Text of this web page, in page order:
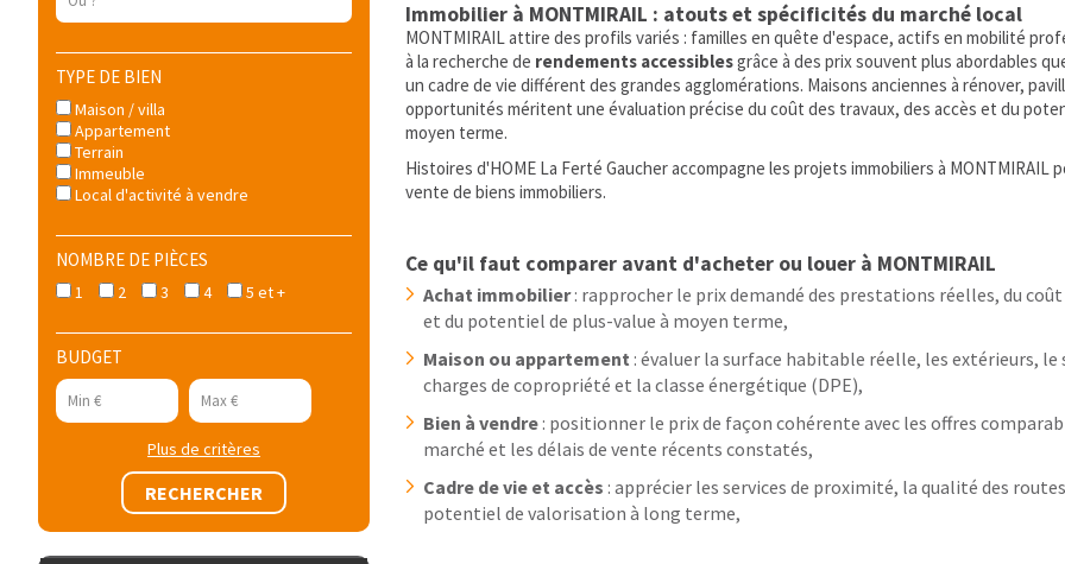
TYPE DE BIEN
Maison / villa
Appartement
Terrain
Immeuble
Local d'activité à vendre
NOMBRE DE PIÈCES
1 2 3 4 5 et +
BUDGET
Plus de critères
Immobilier à MONTMIRAIL : atouts et spécificités du marché local
MONTMIRAIL attire des profils variés : familles en quête d'espace, actifs en mobilité
à la recherche de rendements accessiblesgrâce à des prix souvent plus abordables
un cadre de vie différent des grandes agglomérations. Maisons anciennes à rénover,
opportunités méritent une évaluation précise du coût des travaux, des accès et du
moyen terme.
Histoires d'HOME La Ferté Gaucher accompagne les projets immobiliers à MONTMIRAIL
vente de biens immobiliers.
Ce qu'il faut comparer avant d'acheter ou louer à MONTMIRAIL
Achat immobilier: rapprocher le prix demandé des prestations réelles, du
et du potentiel de plus-value à moyen terme,
Maison ou appartement : évaluer la surface habitable réelle, les extérieurs,
charges de copropriété et la classe énergétique (DPE),
Bien à vendre : positionner le prix de façon cohérente avec les offres
marché et les délais de vente récents constatés,
Cadre de vie et accès : apprécier les services de proximité, la qualité des
potentiel de valorisation à long terme,